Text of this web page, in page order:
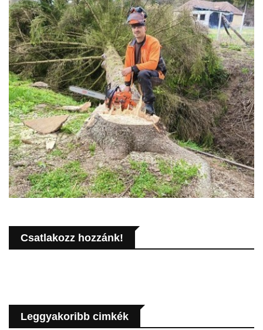
Csatlakozz hozzánk!
Leggyakoribb cimkék